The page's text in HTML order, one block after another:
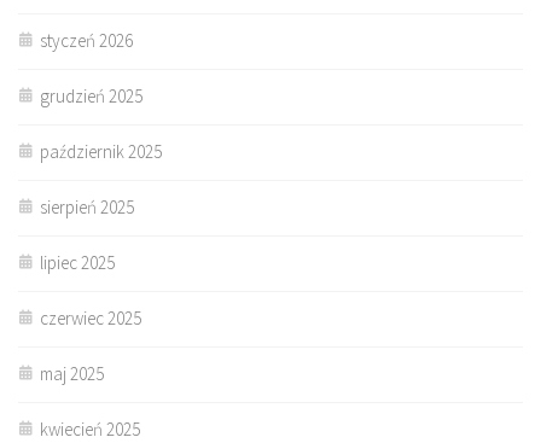
styczeń 2026
grudzień 2025
październik 2025
sierpień 2025
lipiec 2025
czerwiec 2025
maj 2025
kwiecień 2025